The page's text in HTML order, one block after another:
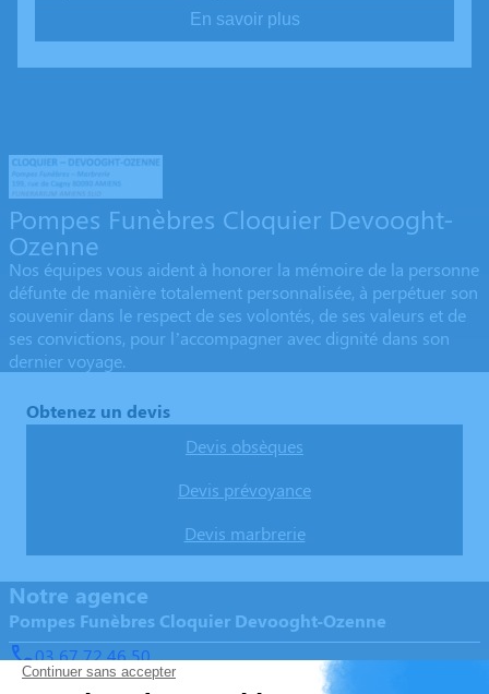
En savoir plus
Pompes Funèbres Cloquier Devooght-
Ozenne
Nos équipes vous aident à honorer la mémoire de la personne
défunte de manière totalement personnalisée, à perpétuer son
souvenir dans le respect de ses volontés, de ses valeurs et de
ses convictions, pour l’accompagner avec dignité dans son
dernier voyage.
Obtenez un devis
Devis obsèques
Devis prévoyance
Devis marbrerie
Notre agence
Pompes Funèbres Cloquier Devooght-Ozenne
03 67 72 46 50
pfcloquier@gmail.com